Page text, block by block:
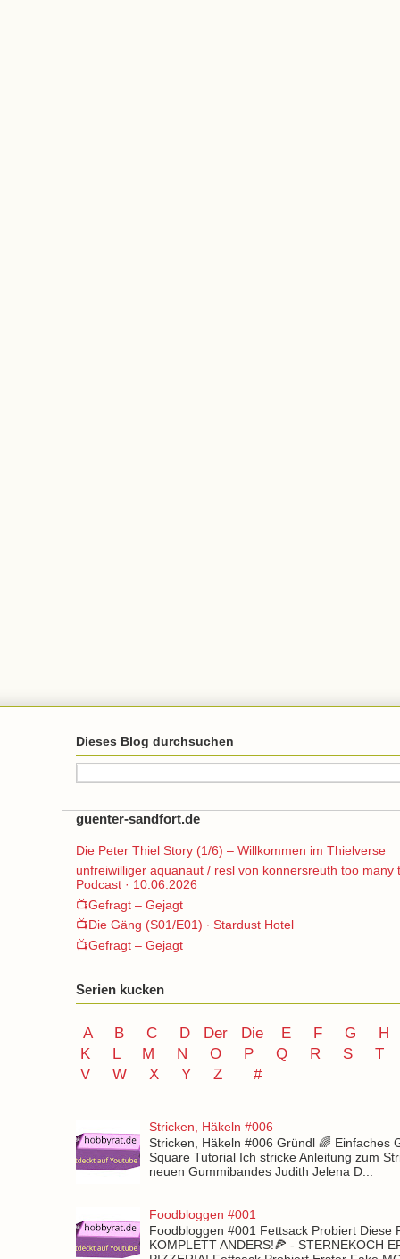
Dieses Blog durchsuchen
guenter-sandfort.de
Die Peter Thiel Story (1/6) – Willkommen im Thielverse
unfreiwilliger aquanaut / resl von konnersreuth too many
Podcast · 10.06.2026
📺Gefragt – Gejagt
📺Die Gäng (S01/E01) ∙ Stardust Hotel
📺Gefragt – Gejagt
Serien kucken
A B C D Der Die E F G
H
K
L M N O P Q R S
T
V
W X Y Z #
Stricken, Häkeln #006
Stricken, Häkeln #006 Gründl 🌈 Einfaches
Square Tutorial Ich stricke Anleitung zum
neuen Gummibandes Judith Jelena D...
Foodbloggen #001
Foodbloggen #001 Fettsack Probiert Diese
KOMPLETT ANDERS!🍕 - STERNEKOCH